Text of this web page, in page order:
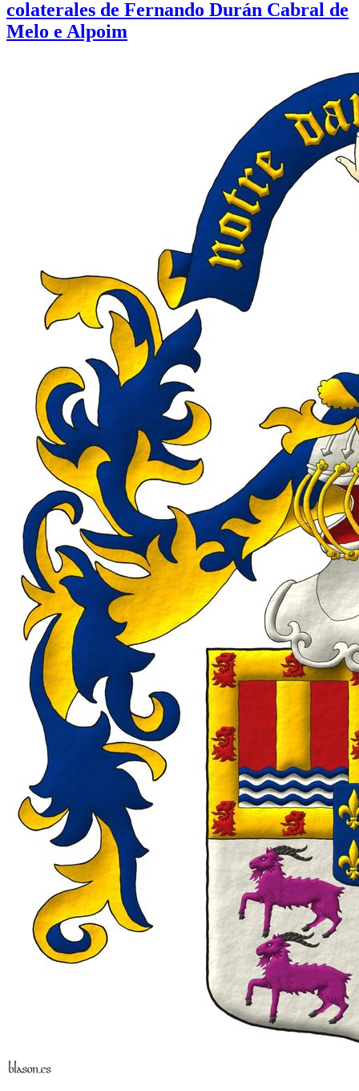
colaterales de Fernando Durán Cabral de
Melo e Alpoim